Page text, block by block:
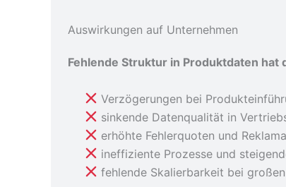
Auswirkungen auf Unternehmen
Fehlende Struktur in Produktdaten hat
Verzögerungen bei
sinkende Datenqualität in
erhöhte Fehlerquoten und
ineffiziente Prozesse und
fehlende Skalierbarkeit bei